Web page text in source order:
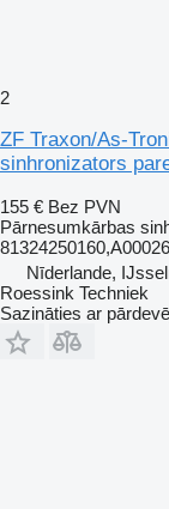
2
ZF Traxon/As-
sinhronizators
155 € Bez PVN
Pārnesumkārbas
Nīderlande,
Roessink Techniek
Sazināties ar